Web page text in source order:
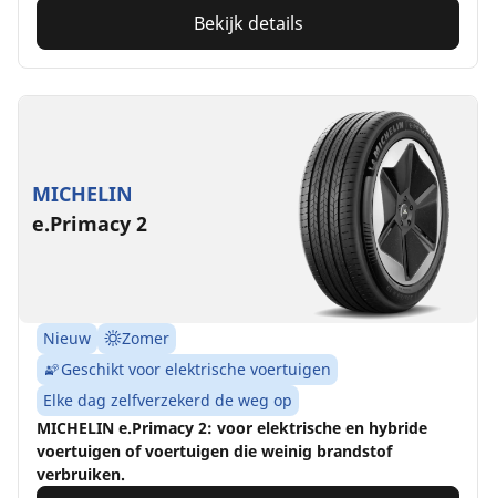
Bekijk details
MICHELIN
e.Primacy 2
Nieuw
Zomer
Geschikt voor elektrische voertuigen
Elke dag zelfverzekerd de weg op
MICHELIN e.Primacy 2: voor elektrische en hybride
voertuigen of voertuigen die weinig brandstof
verbruiken.